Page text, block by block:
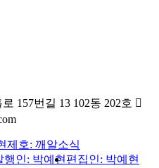
157번길 13 102동 202호
제호: 깨알소식
행인: 박예현 편집인: 박예현